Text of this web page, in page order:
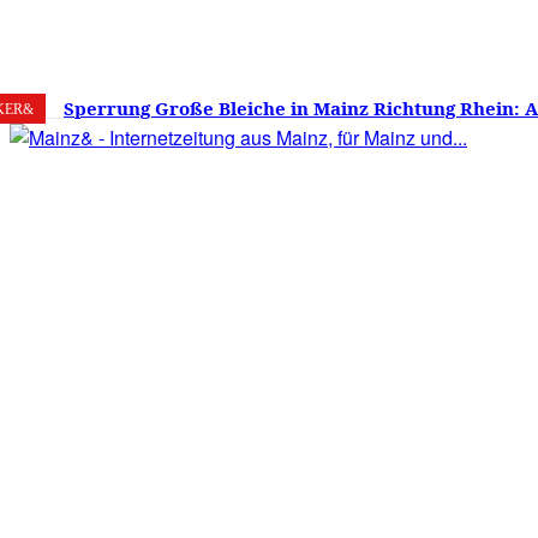
7. August 2026 22.6 Mainz
Sperrung Große Bleiche in Mainz Richtung Rhein:
verwirrt, Mainzer stinksauer – Haben die Mainzer